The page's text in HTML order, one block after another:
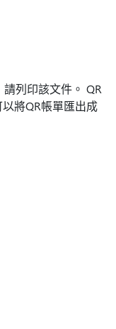
列印該文件。 QR
將QR帳單匯出成